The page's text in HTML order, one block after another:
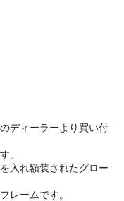
ディーラーより買い付
。
入れ額装されたグロー
レームです。